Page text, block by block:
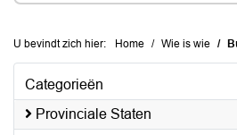
U bevindt zich hier: Home Wie is wie
Categorieën
Provinciale Staten